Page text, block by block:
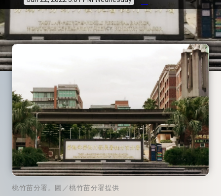
桃竹苗分署。圖／桃竹苗分署提供